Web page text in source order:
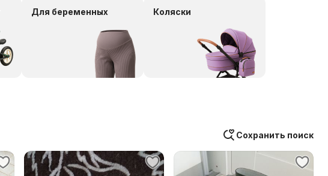
Для беременных Коляски
Сохранить поиск